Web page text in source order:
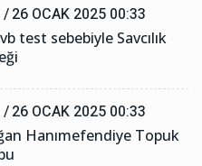
/26 OCAK 2025 00:33
test sebebiyle Savcılık
/26 OCAK 2025 00:33
Hanımefendiye Topuk